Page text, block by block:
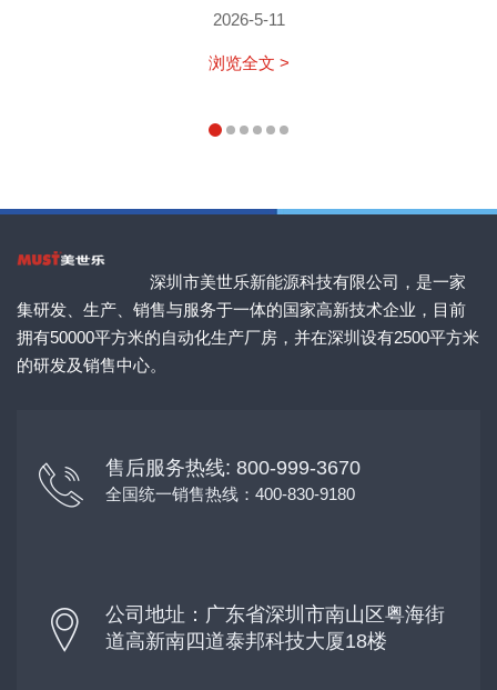
2026-5-11
浏览全文 >
深圳市美世乐新能源科技有限公司，是一家
集研发、生产、销售与服务于一体的国家高新技术企业，目前
拥有50000平方米的自动化生产厂房，并在深圳设有2500平方米
的研发及销售中心。
售后服务热线: 800-999-3670
全国统一销售热线：400-830-9180
公司地址：广东省深圳市南山区粤海街
道高新南四道泰邦科技大厦18楼